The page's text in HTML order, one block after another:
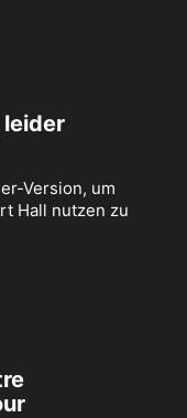
leider
Version, um
Hall nutzen zu